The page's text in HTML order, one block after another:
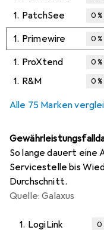
1. PatchSee 0%
1. Primewire 0%
1. ProXtend 0%
1. R&M 0%
Alle 75 Marken
So lange dauert eine
Servicestelle bis
Durchschnitt.
Quelle: Galaxus
1. LogiLink 0